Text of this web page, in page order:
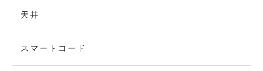
天井
スマートコード